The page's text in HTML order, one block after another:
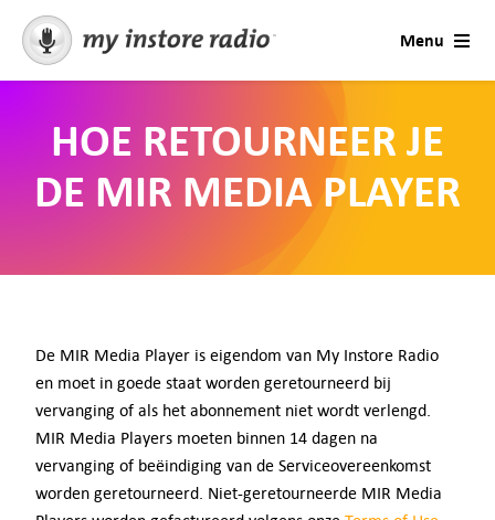
content
Menu
Support
Berichten
Adviesgesprek
HOE RETOURNEER JE
DE MIR MEDIA PLAYER
De MIR Media Player is eigendom van My Instore Radio
en moet in goede staat worden geretourneerd bij
vervanging of als het abonnement niet wordt verlengd.
MIR Media Players moeten binnen 14 dagen na
vervanging of beëindiging van de Serviceovereenkomst
worden geretourneerd. Niet-geretourneerde MIR Media